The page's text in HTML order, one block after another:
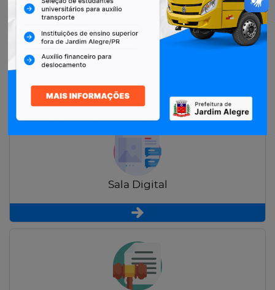
Restituição de Contribuintes
Sala Digital